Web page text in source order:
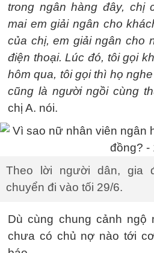
trong ngân hàng đây, chị
mai em giải ngân cho
của chị, em giải ngân cho
điện thoại. Lúc đó, tôi gọi
hôm qua, tôi gọi thì họ
cũng là người ngồi cùng
chị A. nói.
Theo lời người dân, gia
chuyển đi vào tối 29/6.
Dù cùng chung cảnh ngộ
chưa có chủ nợ nào tới